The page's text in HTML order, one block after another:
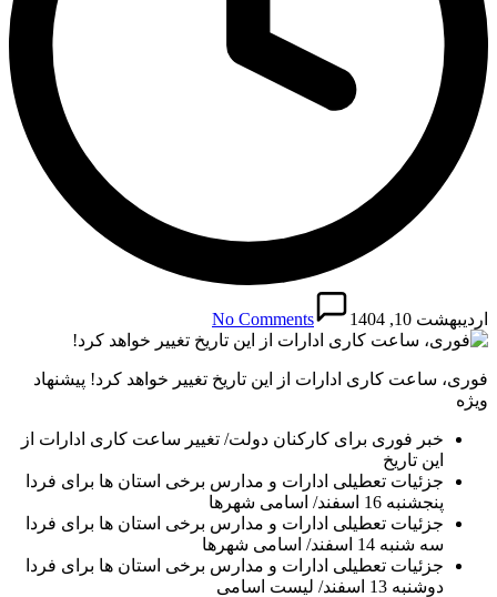
اردیبهشت 10, 1404 No Comments
فوری، ساعت کاری ادارات از این تاریخ تغییر خواهد کرد! پیشنهاد
ویژه
خبر فوری برای کارکنان دولت/ تغییر ساعت کاری ادارات از
این تاریخ
جزئیات تعطیلی ادارات و مدارس برخی استان ها برای فردا
پنجشنبه 16 اسفند/ اسامی شهرها
جزئیات تعطیلی ادارات و مدارس برخی استان ها برای فردا
سه شنبه 14 اسفند/ اسامی شهرها
جزئیات تعطیلی ادارات و مدارس برخی استان ها برای فردا
دوشنبه 13 اسفند/ لیست اسامی